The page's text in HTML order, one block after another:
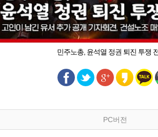
민주노총, 윤석열 정권 퇴진 투쟁
PC버전